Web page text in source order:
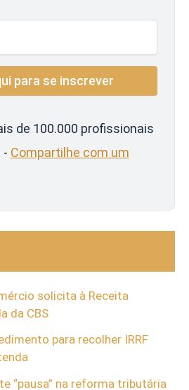
de 100.000 profissionais
- Compartilhe com um
solicita à Receita
da CBS
para recolher IRRF
“pausa” na reforma tributária